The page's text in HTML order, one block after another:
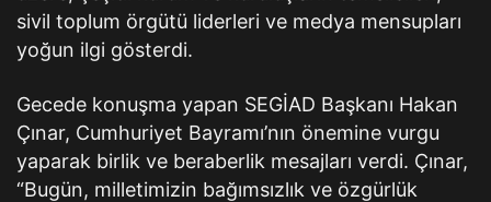
sivil toplum örgütü liderleri ve medya mensupları
yoğun ilgi gösterdi.
Gecede konuşma yapan SEGİAD Başkanı Hakan
Çınar, Cumhuriyet Bayramı’nın önemine vurgu
yaparak birlik ve beraberlik mesajları verdi. Çınar,
“Bugün, milletimizin bağımsızlık ve özgürlük